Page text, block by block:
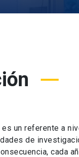
un referente a
de
cada